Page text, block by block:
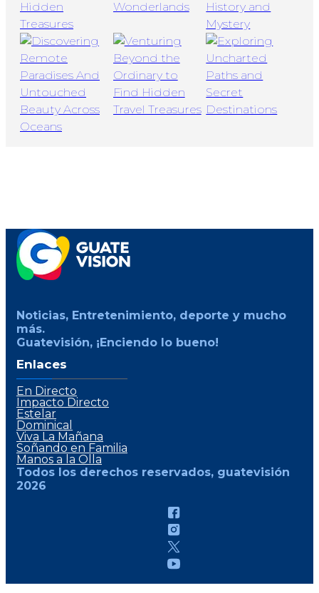
Noticias, Entretenimiento, deporte y mucho
más.
Guatevisión, ¡Enciendo lo bueno!
Enlaces
En Directo
Impacto Directo
Estelar
Dominical
Viva La Mañana
Soñando en Familia
Manos a la Olla
Todos los derechos reservados, guatevisión
2026